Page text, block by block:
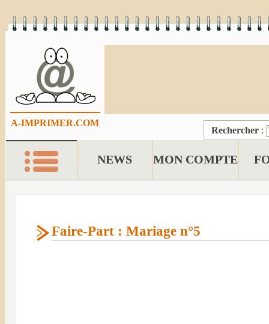
A-IMPRIMER.COM
Rechercher :
NEWS MON COMPTE
Faire-Part : Mariage n°5